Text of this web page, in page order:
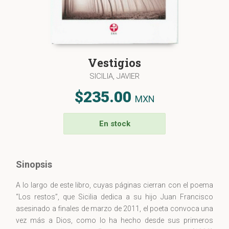
Vestigios
SICILIA, JAVIER
$235.00 MXN
En stock
Sinopsis
A lo largo de este libro, cuyas páginas cierran con el poema
“Los restos”, que Sicilia dedica a su hijo Juan Francisco
asesinado a finales de marzo de 2011, el poeta convoca una
vez más a Dios, como lo ha hecho desde sus primeros